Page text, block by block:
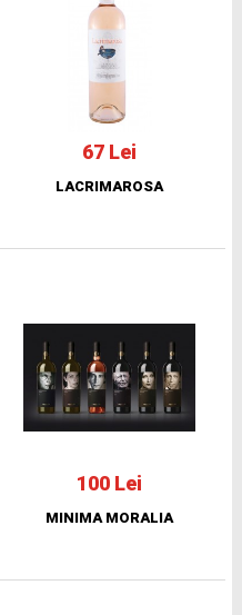
67 Lei
LACRIMAROSA
100 Lei
MINIMA MORALIA